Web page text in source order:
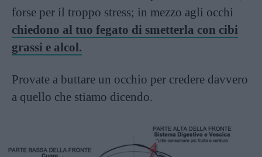
forse per il troppo stress; in mezzo agli occhi
chiedono al tuo fegato di smetterla con cibi
grassi e alcol.
Provate a buttare un occhio per credere davvero
a quello che stiamo dicendo.